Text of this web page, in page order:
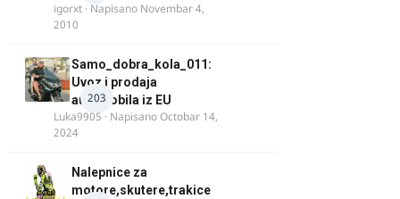
igorxt · Napisano Novembar 4,
2010
203
Samo_dobra_kola_011:
Uvoz i prodaja
automobila iz EU
Luka9905 · NapisanoOctobar 14,
2024
Nalepnice za
motore,skutere,trakice